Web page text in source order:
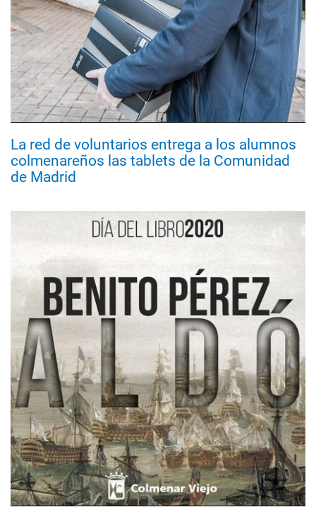
La red de voluntarios entrega a los alumnos
colmenareños las tablets de la Comunidad
de Madrid